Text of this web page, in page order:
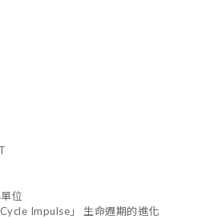
位
Impulse」 生命週期的進化